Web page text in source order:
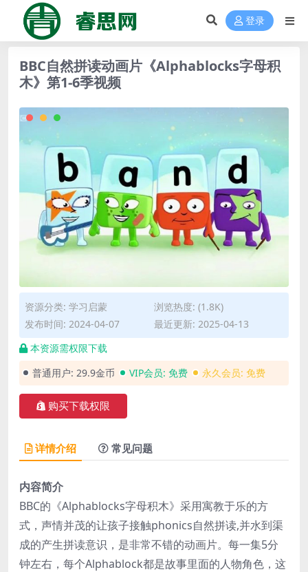
登录
BBC自然拼读动画片《Alphablocks字母积
木》第1-6季视频
资源分类: 学习启蒙
浏览热度: (1.8K)
发布时间: 2024-04-07
最近更新: 2025-04-13
本资源需权限下载
普通用户: 29.9金币 VIP会员: 免费 永久会员: 免费
购买下载权限
详情介绍 常见问题
内容简介
BBC的《Alphablocks字母积木》采用寓教于乐的方
式，声情并茂的让孩子接触phonics自然拼读,并水到渠
成的产生拼读意识，是非常不错的动画片。每一集5分
钟左右，每个Alphablock都是故事里面的人物角色，这